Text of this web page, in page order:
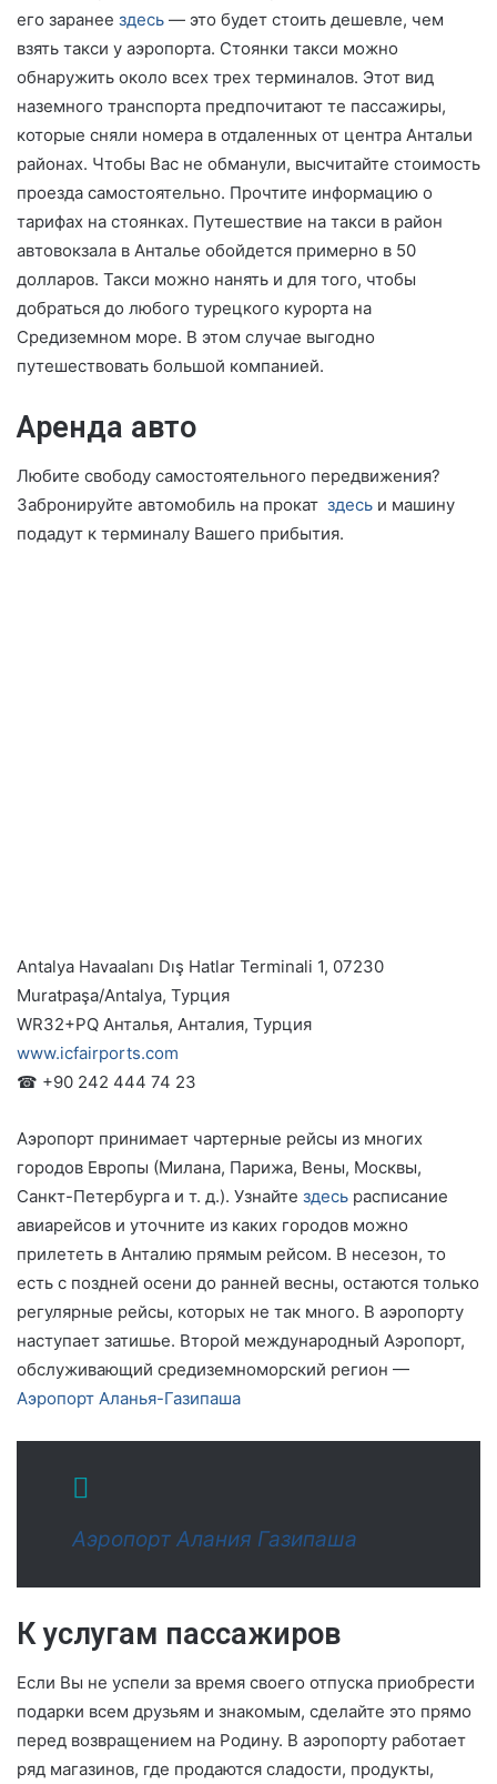
его заранее здесь — это будет стоить дешевле, чем
взять такси у аэропорта. Стоянки такси можно
обнаружить около всех трех терминалов. Этот вид
наземного транспорта предпочитают те пассажиры,
которые сняли номера в отдаленных от центра Антальи
районах. Чтобы Вас не обманули, высчитайте стоимость
проезда самостоятельно. Прочтите информацию о
тарифах на стоянках. Путешествие на такси в район
автовокзала в Анталье обойдется примерно в 50
долларов. Такси можно нанять и для того, чтобы
добраться до любого турецкого курорта на
Средиземном море. В этом случае выгодно
путешествовать большой компанией.
Аренда авто
Любите свободу самостоятельного передвижения?
Забронируйте автомобиль на прокат здесь и машину
подадут к терминалу Вашего прибытия.
Antalya Havaalanı Dış Hatlar Terminali 1, 07230
Muratpaşa/Antalya, Турция
WR32+PQ Анталья, Анталия, Турция
www.icfairports.com
☎ +90 242 444 74 23
Аэропорт принимает чартерные рейсы из многих
городов Европы (Милана, Парижа, Вены, Москвы,
Санкт-Петербурга и т. д.). Узнайте здесь расписание
авиарейсов и уточните из каких городов можно
прилететь в Анталию прямым рейсом. В несезон, то
есть с поздней осени до ранней весны, остаются только
регулярные рейсы, которых не так много. В аэропорту
наступает затишье. Второй международный Аэропорт,
обслуживающий средиземноморский регион —
Аэропорт Аланья-Газипаша
Аэропорт Алания Газипаша
К услугам пассажиров
Если Вы не успели за время своего отпуска приобрести
подарки всем друзьям и знакомым, сделайте это прямо
перед возвращением на Родину. В аэропорту работает
ряд магазинов, где продаются сладости, продукты,